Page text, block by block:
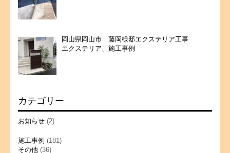
岡山県岡山市 藤岡様邸エクステリア工事
エクステリア
施工事例
カテゴリー
お知らせ (2)
施工事例 (181)
その他 (36)